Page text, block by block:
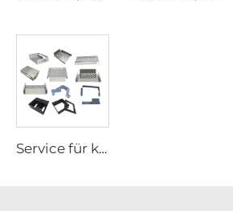
Service für kundenspezifische Blechteile Laserschneiden Schweißen Biegen und Stanzen Herstellung von Eisen und Edelstahl Stanzbearbeitung